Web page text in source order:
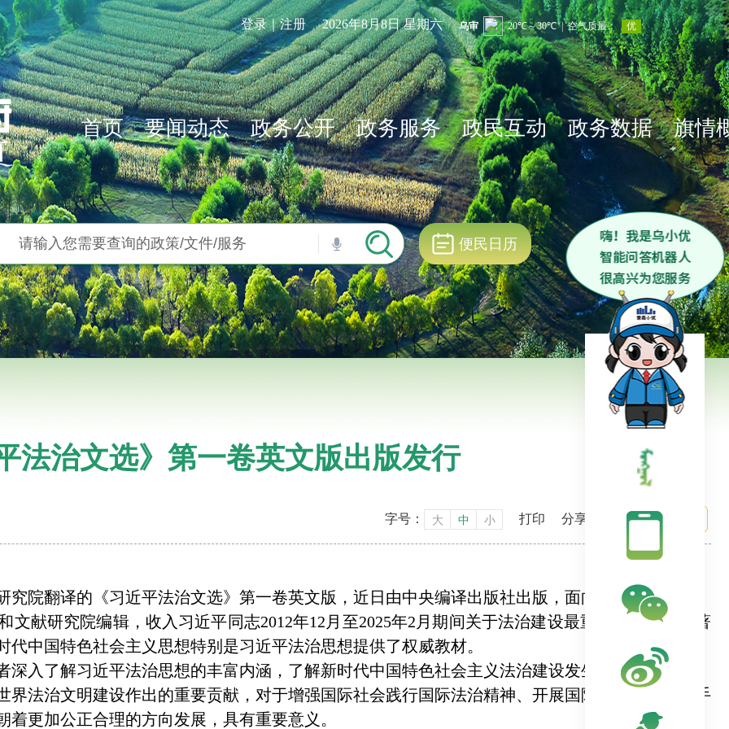
登录｜注册 2026年8月8日 星期六
首页 要闻动态 政务公开 政务服务 政民互动 政务数据 旗情
便民日历
法治文选》第一卷英文版出版发行
字号： 大 中 小 打印 分享到：
翻译的《习近平法治文选》第一卷英文版，近日由中央编译出版社出版，面向海内外发行。
研究院编辑，收入习近平同志2012年12月至2025年2月期间关于法治建设最重要、最基本的著
中国特色社会主义思想特别是习近平法治思想提供了权威教材。
了解习近平法治思想的丰富内涵，了解新时代中国特色社会主义法治建设发生的历史性变革、
法治文明建设作出的重要贡献，对于增强国际社会践行国际法治精神、开展国际法治合作、携手
更加公正合理的方向发展，具有重要意义。